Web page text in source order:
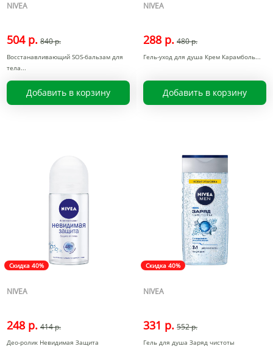
NIVEA
504 р. 840 р.
Восстанавливающий SOS-бальзам для
тела
Добавить в корзину
NIVEA
288 р. 480 р.
Гель-уход для душа Крем Карамболь
Добавить в корзину
Скидка 40%
NIVEA
248 р. 414 р.
Део-ролик Невидимая Защита
Скидка 40%
NIVEA
331 р. 552 р.
Гель для душа Заряд чистоты